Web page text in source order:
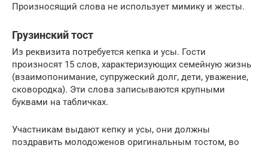
Произносящий слова не использует мимику и жесты.
Грузинский тост
Из реквизита потребуется кепка и усы. Гости
произносят 15 слов, характеризующих семейную жизнь
(взаимопонимание, супружеский долг, дети, уважение,
сковородка). Эти слова записываются крупными
буквами на табличках.
Участникам выдают кепку и усы, они должны
поздравить молодоженов оригинальным тостом, во